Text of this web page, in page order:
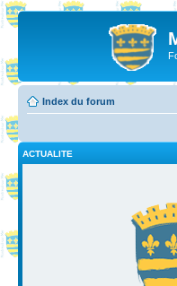
Index du forum
ACTUALITE